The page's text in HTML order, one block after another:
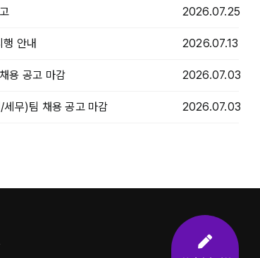
2026.07.25
행 안내 2026.07.13
용 공고 마감 2026.07.03
무)팀 채용 공고 마감 2026.07.03